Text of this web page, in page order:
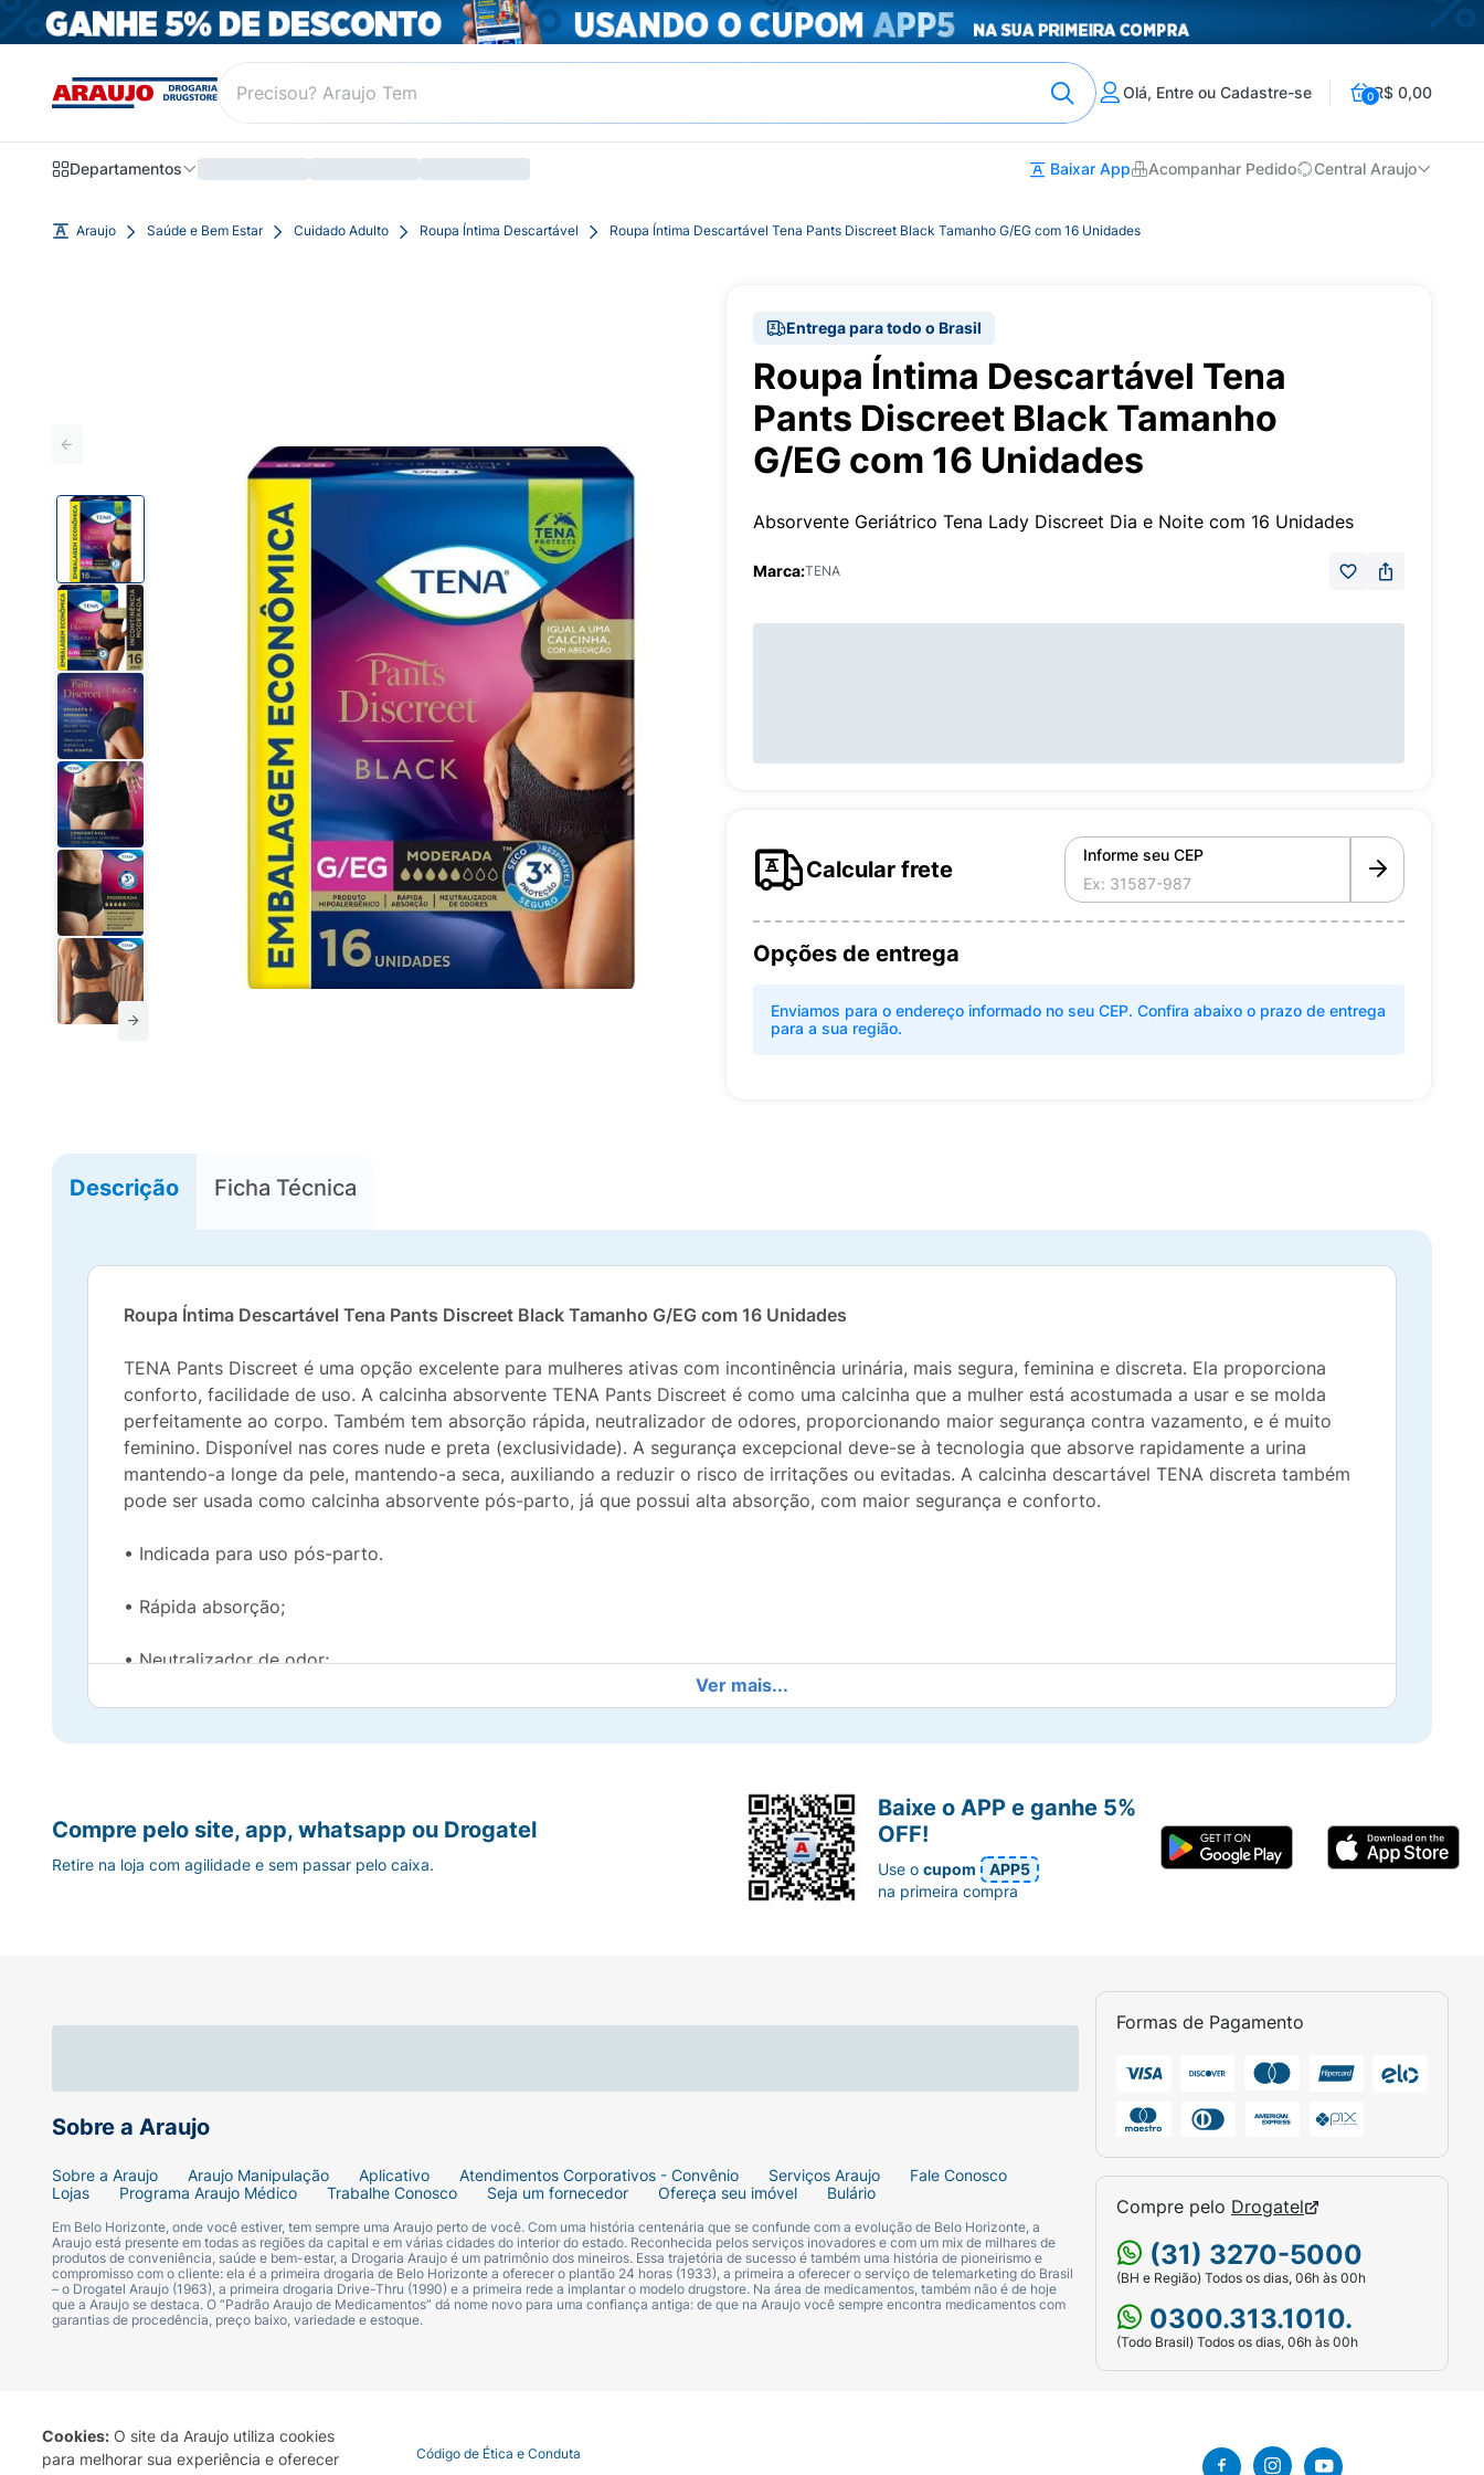
Cookies: O site da Araujo utiliza cookies
para melhorar sua experiência e oferecer
Olá, Entre ou Cadastre-se 0R$ 0,00
Departamentos Baixar App Acompanhar Pedido Central Araujo
Araujo Saúde e Bem Estar Cuidado Adulto Roupa Íntima Descartável Roupa Íntima Descartável Tena Pants Discreet Black Tamanho G/EG com 16 Unidades
Entrega para todo o Brasil
Roupa Íntima Descartável Tena
Pants Discreet Black Tamanho
G/EG com 16 Unidades
Absorvente Geriátrico Tena Lady Discreet Dia e Noite com 16 Unidades
Marca:TENA
Calcular frete
Informe seu CEP
Opções de entrega
Enviamos para o endereço informado no seu CEP. Confira abaixo o prazo de entrega
para a sua região.
Descrição Ficha Técnica
Roupa Íntima Descartável Tena Pants Discreet Black Tamanho G/EG com 16 Unidades
TENA Pants Discreet é uma opção excelente para mulheres ativas com incontinência urinária, mais segura, feminina e discreta. Ela proporciona
conforto, facilidade de uso. A calcinha absorvente TENA Pants Discreet é como uma calcinha que a mulher está acostumada a usar e se molda
perfeitamente ao corpo. Também tem absorção rápida, neutralizador de odores, proporcionando maior segurança contra vazamento, e é muito
feminino. Disponível nas cores nude e preta (exclusividade). A segurança excepcional deve-se à tecnologia que absorve rapidamente a urina
mantendo-a longe da pele, mantendo-a seca, auxiliando a reduzir o risco de irritações ou evitadas. A calcinha descartável TENA discreta também
pode ser usada como calcinha absorvente pós-parto, já que possui alta absorção, com maior segurança e conforto.
• Indicada para uso pós-parto.
• Rápida absorção;
• Neutralizador de odor;
• Molda ao corpo (veste como uma calcinha absorvente);
• Segura e confortável;
• Toque suave - Material semelhante ao tecido que garante mais maciez ao produto, sem o ruído típico de plástico, proporcionando maior
Ver mais...
Sobre a Araujo
Sobre a Araujo Araujo Manipulação Aplicativo Atendimentos Corporativos - Convênio Serviços Araujo
Fale Conosco
Lojas
Programa Araujo Médico Trabalhe Conosco Seja um fornecedor Ofereça seu imóvel Bulário
Em Belo Horizonte, onde você estiver, tem sempre uma Araujo perto de você. Com uma história centenária que se confunde com a evolução de Belo Horizonte, a
Araujo está presente em todas as regiões da capital e em várias cidades do interior do estado. Reconhecida pelos serviços inovadores e com um mix de milhares de
produtos de conveniência, saúde e bem-estar, a Drogaria Araujo é um patrimônio dos mineiros. Essa trajetória de sucesso é também uma história de pioneirismo e
compromisso com o cliente: ela é a primeira drogaria de Belo Horizonte a oferecer o plantão 24 horas (1933), a primeira a oferecer o serviço de telemarketing do Brasil
– o Drogatel Araujo (1963), a primeira drogaria Drive-Thru (1990) e a primeira rede a implantar o modelo drugstore. Na área de medicamentos, também não é de hoje
que a Araujo se destaca. O “Padrão Araujo de Medicamentos” dá nome novo para uma confiança antiga: de que na Araujo você sempre encontra medicamentos com
garantias de procedência, preço baixo, variedade e estoque.
Formas de Pagamento
Compre pelo Drogatel
(31) 3270-5000
(BH e Região) Todos os dias, 06h às 00h
0300.313.1010.
(Todo Brasil) Todos os dias, 06h às 00h
Compre pelo site, app, whatsapp ou Drogatel
Retire na loja com agilidade e sem passar pelo caixa.
Baixe o APP e ganhe 5%
OFF!
Use ocupom
APP5
na primeira compra
Termo de Uso Portal da Privacidade Covid-19 Código de Ética e Conduta